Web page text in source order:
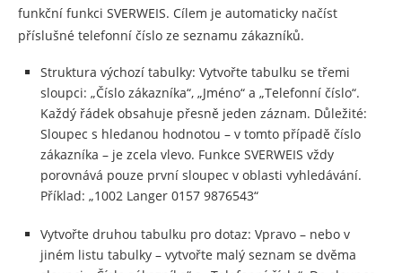
funkční funkci SVERWEIS. Cílem je automaticky načíst
příslušné telefonní číslo ze seznamu zákazníků.
Struktura výchozí tabulky: Vytvořte tabulku se třemi
sloupci: „Číslo zákazníka“, „Jméno“ a „Telefonní číslo“.
Každý řádek obsahuje přesně jeden záznam. Důležité:
Sloupec s hledanou hodnotou – v tomto případě číslo
zákazníka – je zcela vlevo. Funkce SVERWEIS vždy
porovnává pouze první sloupec v oblasti vyhledávání.
Příklad: „1002 Langer 0157 9876543“
Vytvořte druhou tabulku pro dotaz: Vpravo – nebo v
jiném listu tabulky – vytvořte malý seznam se dvěma